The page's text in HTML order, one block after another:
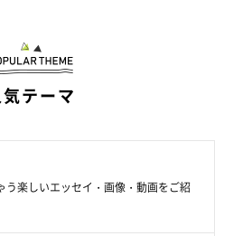
、自力で上の階へ上っているだとい
テーマ
う楽しいエッセイ・画像・動画をご紹